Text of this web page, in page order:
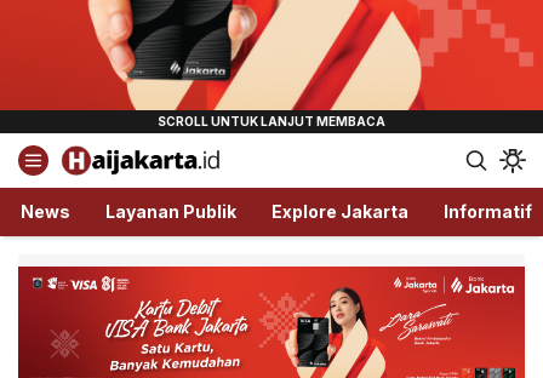
Haijakarta.id
Semua Tentang Jakarta Ada Disini!
News Layanan Publik Explore Jakarta Informatif